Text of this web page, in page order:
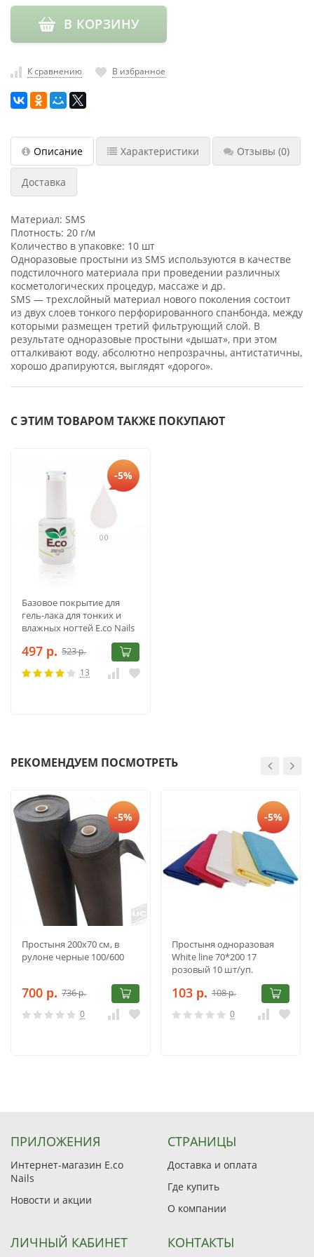
насадки
Хранение
РАСПРОДАЖА
В КОРЗИНУ
К сравнению В избранное
Описание Характеристики Отзывы (0)
Доставка
Материал: SMS
Плотность: 20 г/м
Количество в упаковке: 10 шт
Одноразовые простыни из SMS используются в качестве
подстилочного материала при проведении различных
косметологических процедур, массаже и др.
SMS — трехслойный материал нового поколения состоит
из двух слоев тонкого перфорированного спанбонда, между
которыми размещен третий фильтрующий слой. В
результате одноразовые простыни «дышат», при этом
отталкивают воду, абсолютно непрозрачны, антистатичны,
хорошо драпируются, выглядят «дорого».
С ЭТИМ ТОВАРОМ ТАКЖЕ ПОКУПАЮТ
-5%
Базовое покрытие для
гель-лака для тонких и
влажных ногтей E.co Nails
Absolute Base Coat №00, 15
мл
497 р. 523р.
13
РЕКОМЕНДУЕМ ПОСМОТРЕТЬ
-5%
Простыня 200х70 cм, в
рулоне черные 100/600
700 р. 736р.
0
-5%
Простыня одноразовая
White line 70*200 17
розовый 10 шт/уп.
103 р. 108р.
0
ПРИЛОЖЕНИЯ
Интернет-магазин E.co
Nails
Новости и акции
СТРАНИЦЫ
Доставка и оплата
Где купить
О компании
ЛИЧНЫЙ КАБИНЕТ КОНТАКТЫ